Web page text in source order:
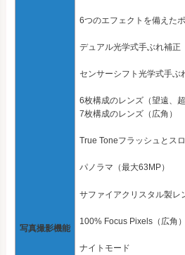
写真撮影機能
6つのエフェクトを備えた
デュアル光学式手ぶれ補正
センサーシフト光学式手ぶ
6枚構成のレンズ（望遠、超
7枚構成のレンズ（広角）
True Toneフラッシュとス
パノラマ（最大63MP）
サファイアクリスタル製レ
100% Focus Pixels（広角）
ナイトモード